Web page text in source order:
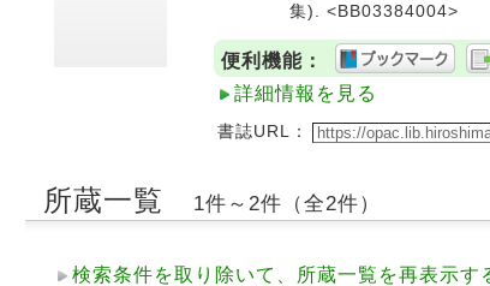
集). <BB03384004>
便利機能：
詳細情報を見る
書誌URL：
所蔵一覧 1件～2件（全2件）
検索条件を取り除いて、所蔵一覧を再表示す